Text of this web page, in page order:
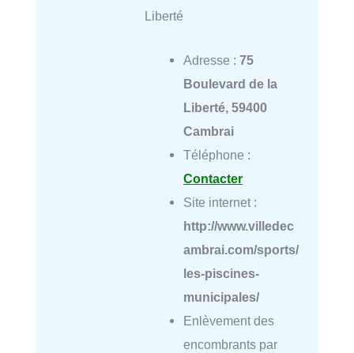
Liberté
Adresse : 75
Boulevard de la
Liberté, 59400
Cambrai
Téléphone :
Contacter
Site internet :
http://www.villedec
ambrai.com/sports/
les-piscines-
municipales/
Enlèvement des
encombrants par